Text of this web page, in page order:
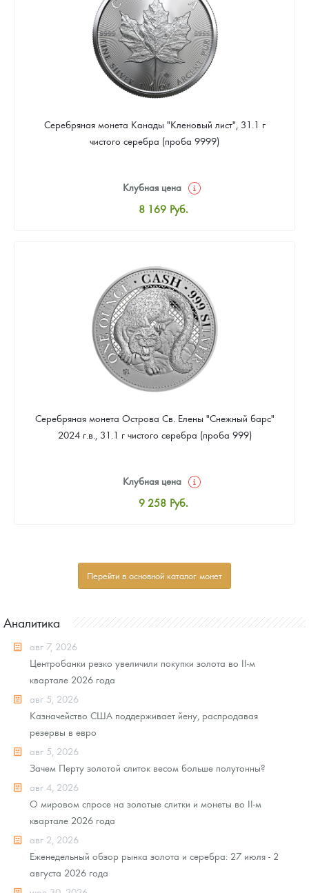
Серебряная монета Канады "Кленовый лист", 31.1 г
чистого серебра (проба 9999)
Клубная цена
8 169 Руб.
Цена выкупа
Звоните
Серебряная монета Острова Св. Елены "Снежный барс"
2024 г.в., 31.1 г чистого серебра (проба 999)
Клубная цена
9 258 Руб.
Звоните
Перейти в основной каталог монет
Аналитика
авг 7, 2026
Центробанки резко увеличили покупки золота во II-м
квартале 2026 года
авг 5, 2026
Казначейство США поддерживает йену, распродавая
резервы в евро
авг 5, 2026
Зачем Перту золотой слиток весом больше полутонны?
авг 4, 2026
О мировом спросе на золотые слитки и монеты во II-м
квартале 2026 года
авг 2, 2026
Еженедельный обзор рынка золота и серебра: 27 июля - 2
августа 2026 года